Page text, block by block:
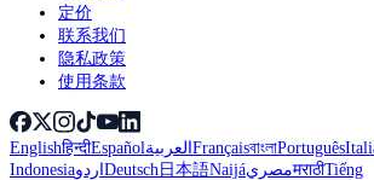
定价
联系我们
隐私政策
使用条款
Englishहिन्दीEspañolالعربيةFrançaisবাংলাPortuguês
IndonesiaاردوDeutsch日本語NaijáمصريमराठीTiếng